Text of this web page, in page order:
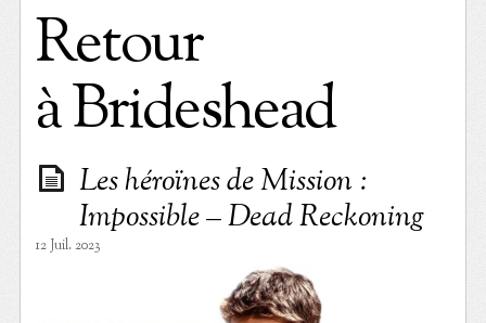
Retour
à Brideshead
Les héroïnes de Mission :
Impossible – Dead Reckoning
12 Juil. 2023